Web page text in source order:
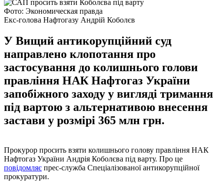
Фото: Экономическая правда
Екс-голова Нафтогазу Андрій Коболєв
У Вищий антикорупційний суд
направлено клопотання про
застосування до колишнього голови
правління НАК Нафтогаз України
запобіжного заходу у вигляді тримання
під вартою з альтернативою внесення
застави у розмірі 365 млн грн.
Прокурор просить взяти колишнього голову правління НАК
Нафтогаз України Андрія Коболєва під варту. Про це
повідомляє прес-служба Спеціалізованої антикорупційної
прокуратури.